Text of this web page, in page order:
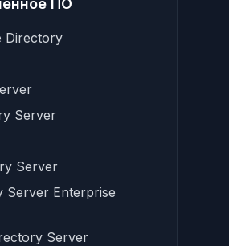
ПО
Directory
Server
Server
Server Enterprise
Server